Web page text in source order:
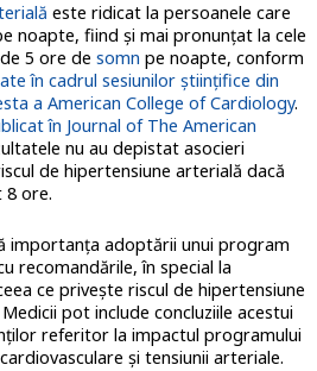
este ridicat la persoanele care
noapte, fiind și mai pronunțat la cele
5 ore de somn pe noapte, conform
în cadrul sesiunilor ştiinţifice din
a American College of Cardiology.
în Journal of The American
nu au depistat asocieri
de hipertensiune arterială dacă
8 ore.
importanța adoptării unui program
recomandările, în special la
ce privește riscul de hipertensiune
pot include concluziile acestui
referitor la impactul programului
şi tensiunii arteriale.